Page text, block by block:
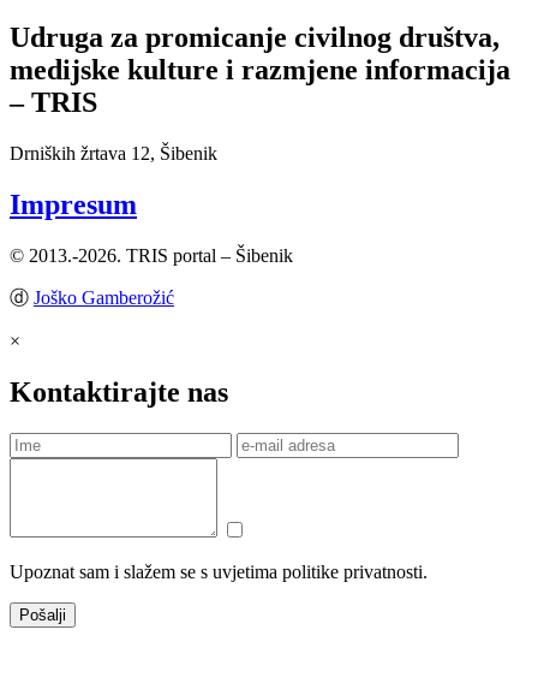
Udruga za promicanje civilnog društva,
medijske kulture i razmjene informacija
– TRIS
Drniških žrtava 12, Šibenik
Impresum
© 2013.-2026. TRIS portal – Šibenik
ⓓ Joško Gamberožić
×
Kontaktirajte nas
Upoznat sam i slažem se s uvjetima politike privatnosti.
Pošalji